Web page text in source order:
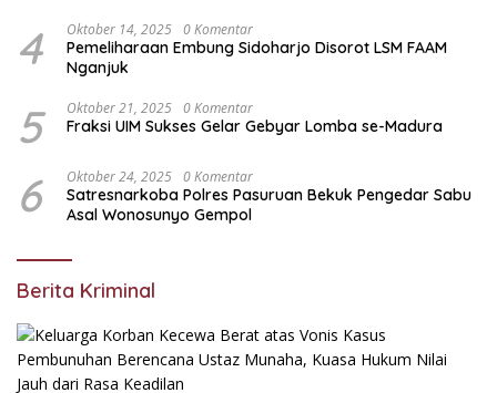
4 Oktober 14, 2025 0 Komentar
Pemeliharaan Embung Sidoharjo Disorot LSM FAAM
Nganjuk
5 Oktober 21, 2025 0 Komentar
Fraksi UIM Sukses Gelar Gebyar Lomba se-Madura
6 Oktober 24, 2025 0 Komentar
Satresnarkoba Polres Pasuruan Bekuk Pengedar Sabu
Asal Wonosunyo Gempol
Berita Kriminal